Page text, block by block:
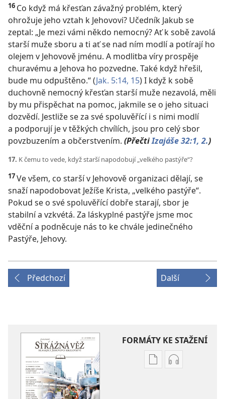
16 Co když má křesťan závažný problém, který
ohrožuje jeho vztah k Jehovovi? Učedník Jakub se
zeptal: „Je mezi vámi někdo nemocný? Ať k sobě zavolá
starší muže sboru a ti ať se nad ním modlí a potírají ho
olejem v Jehovově jménu. A modlitba víry prospěje
churavému a Jehova ho pozvedne. Také když hřešil,
bude mu odpuštěno.“ (Jak. 5:14, 15) I když k sobě
duchovně nemocný křesťan starší muže nezavolá, měli
by mu přispěchat na pomoc, jakmile se o jeho situaci
dozvědí. Jestliže se za své spoluvěřící i s nimi modlí
a podporují je v těžkých chvílích, jsou pro celý sbor
povzbuzením a občerstvením. (PřečtiIzajáše 32:1, 2.)
17. K čemu to vede, když starší napodobují „velkého pastýře“?
17Ve všem, co starší v Jehovově organizaci dělají, se
snaží napodobovat Ježíše Krista, „velkého pastýře“.
Pokud se o své spoluvěřící dobře starají, sbor je
stabilní a vzkvétá. Za láskyplné pastýře jsme moc
vděční a podněcuje nás to ke chvále jedinečného
Pastýře, Jehovy.
Předchozí Další
FORMÁTY KE STAŽENÍ
FormátyFormáty